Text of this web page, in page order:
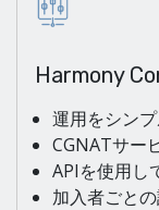
Harmony
運用をシン
CGNATサー
APIを使用し
加入者ごと